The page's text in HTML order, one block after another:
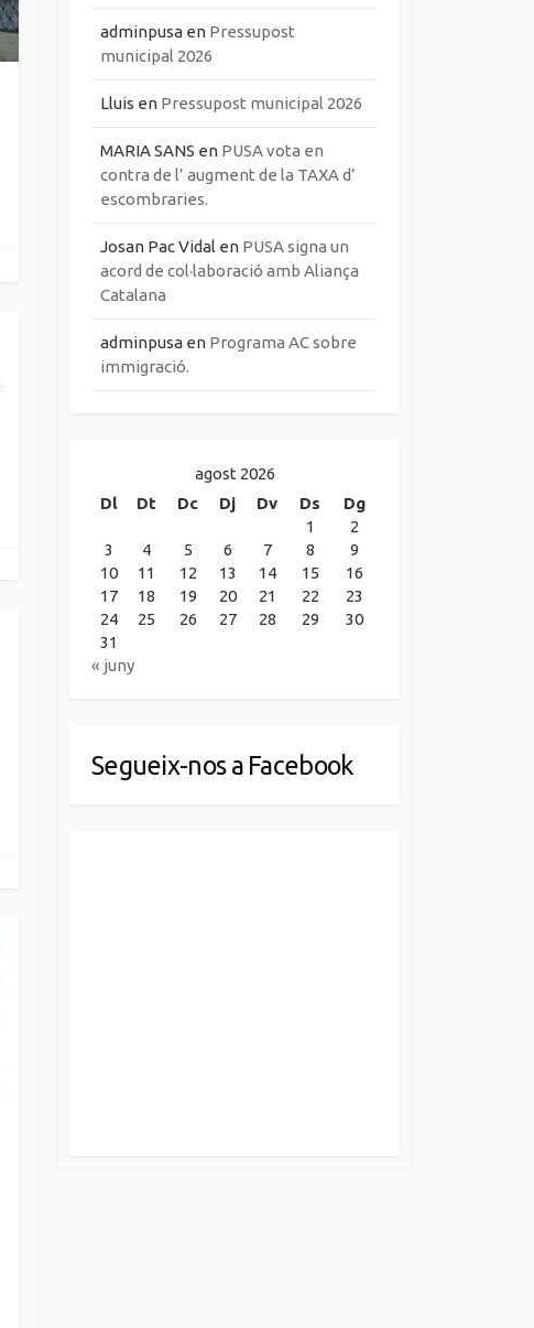
adminpusa en Pressupost
municipal 2026
Lluis en Pressupost municipal 2026
MARIA SANS en PUSA vota en
contra de l’ augment de la TAXA d’
escombraries.
Josan Pac Vidal en PUSA signa un
acord de col·laboració amb Aliança
Catalana
adminpusa en Programa AC sobre
immigració.
agost 2026
Dl
Dt Dc Dj Dv Ds
Dg
1
2
3
4 5 6 7 8
9
10
11 12 13 14 15
16
17
18 19 20 21 22
23
24
25 26 27 28 29
30
31
« juny
Segueix-nos a Facebook